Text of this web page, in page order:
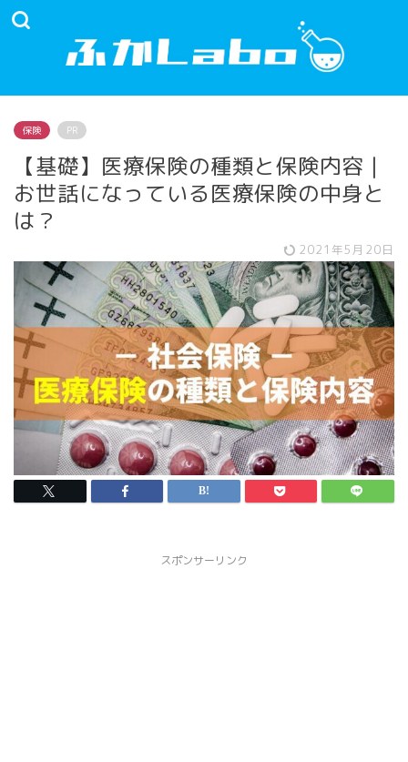
保険 PR
【基礎】医療保険の種類と保険内容｜
お世話になっている医療保険の中身と
は？
2021年5月20日
スポンサーリンク